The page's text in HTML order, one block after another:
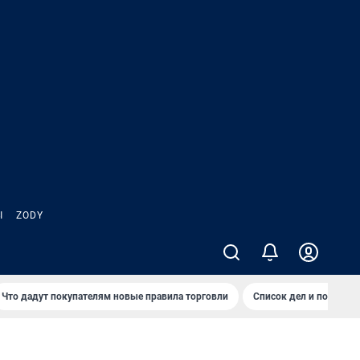
ZODY
Что дадут покупателям новые правила торговли Список дел и покупок